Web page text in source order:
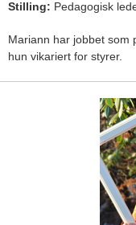
Stilling: Pedagogisk
Mariann har jobbet som
hun vikariert for styrer.